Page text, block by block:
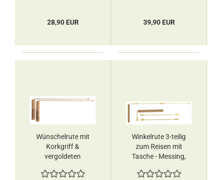
28,90 EUR
39,90 EUR
Wünschelrute mit
Korkgriff &
vergoldeten
Messing, paarweise
Winkelrute 3-teilig
zum Reisen mit
Tasche - Messing,
Berk